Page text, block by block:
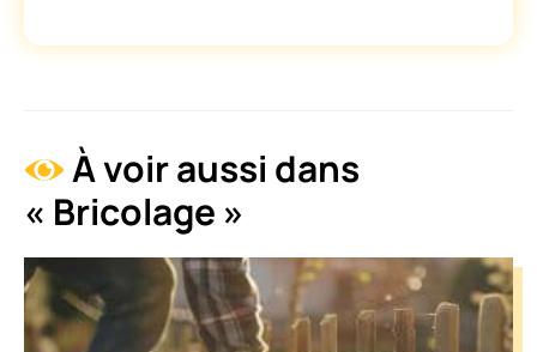
À voir aussi dans
« Bricolage »